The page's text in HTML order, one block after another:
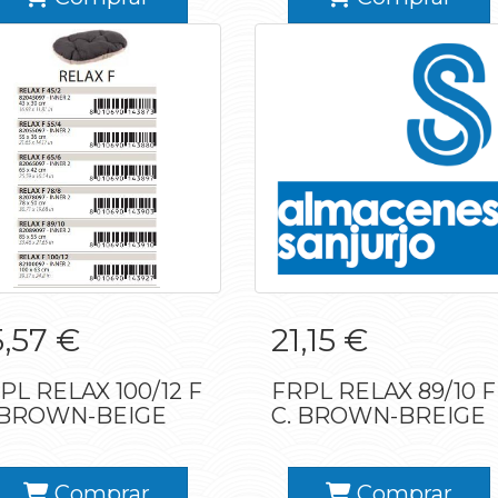
RELAX 100/12 F
BROWN-BEIGE
€
RELAX 100/12 F
BEIGE
FRPL RELAX 89/10
C. BROWN-BREIGE
21,15 €
FRPL RELAX 89/10 F
C. BROWN-BREIGE